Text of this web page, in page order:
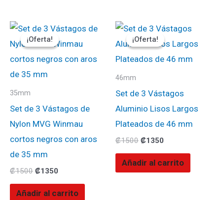
¡Oferta!
¡Oferta!
35mm
Set de 3 Vástagos de
Nylon MVG Winmau
cortos negros con aros
de 35 mm
₡1500
El
precio
original
₡1500.
₡1350
El
precio
actual
₡1350.
Añadir al carrito
¡Oferta!
¡Oferta!
46mm
Set de 3 Vástagos
Aluminio Lisos Largos
Plateados de 46 mm
₡1500
El
precio
original
₡1500.
₡1350
El
precio
actual
₡1350.
Añadir al carrito